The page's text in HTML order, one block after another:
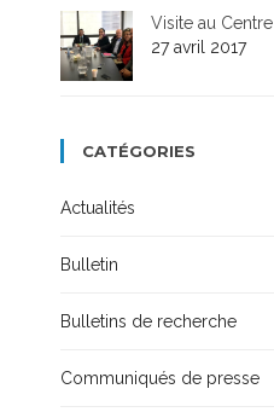
Visite au Centre
27 avril 2017
CATÉGORIES
Actualités
Bulletin
Bulletins de recherche
Communiqués de presse